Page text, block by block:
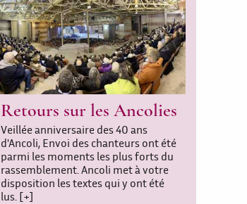
Retours sur les Ancolies
Veillée anniversaire des 40 ans
d'Ancoli, Envoi des chanteurs ont été
parmi les moments les plus forts du
rassemblement. Ancoli met à votre
disposition les textes qui y ont été
lus. [+]